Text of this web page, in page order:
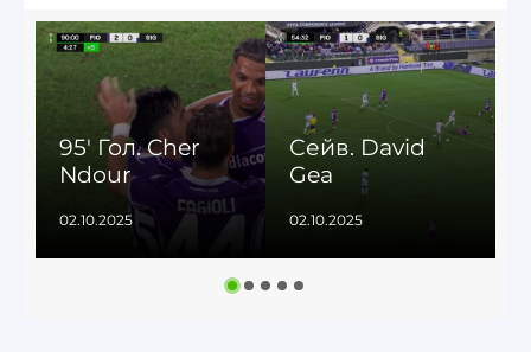
95' Гол. Cher
Ndour
02.10.2025
Сейв. David
Gea
02.10.2025